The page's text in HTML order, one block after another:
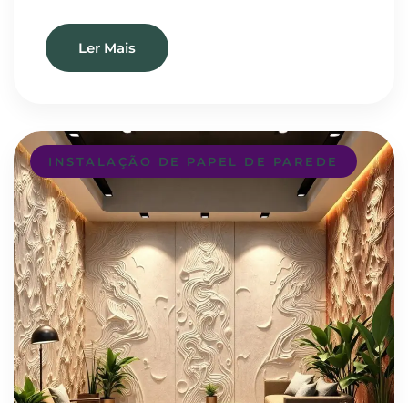
Ler Mais
INSTALAÇÃO DE PAPEL DE PAREDE